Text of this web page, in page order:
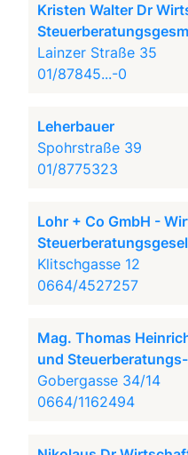
Kristen Walter Dr
Lainzer Straße 35
01/87845...-0
Leherbauer
Spohrstraße 39
01/8775323
Lohr + Co GmbH -
Klitschgasse 12
0664/4527257
Mag. Thomas
und
Gobergasse 34/14
0664/1162494